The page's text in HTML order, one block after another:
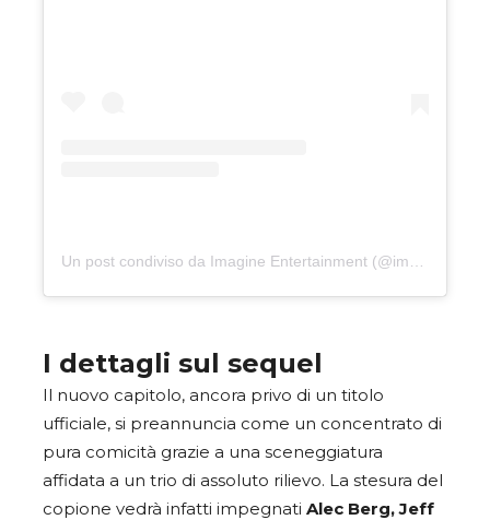
Un post condiviso da Imagine Entertainment (@imagineentertainment)
I dettagli sul sequel
Il nuovo capitolo, ancora privo di un titolo
ufficiale, si preannuncia come un concentrato di
pura comicità grazie a una sceneggiatura
affidata a un trio di assoluto rilievo. La stesura del
copione vedrà infatti impegnati Alec Berg, Jeff